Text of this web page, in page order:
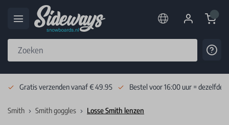
Cart
Gratis verzenden vanaf € 49.95 Bestel voor 16:00 uur = dezelfde
Smith Smith goggles Losse Smith lenzen